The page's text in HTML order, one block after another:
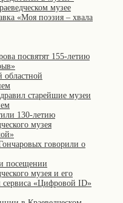
музее
«Моя поэзия – хвала
посвятят 155-летию
областной
старейшие музеи
130-летию
музея
говорили о
посещении
музея и его
«Цифровой ID»